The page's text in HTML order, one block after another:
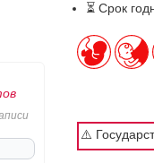
⏳ Срок
⚠️